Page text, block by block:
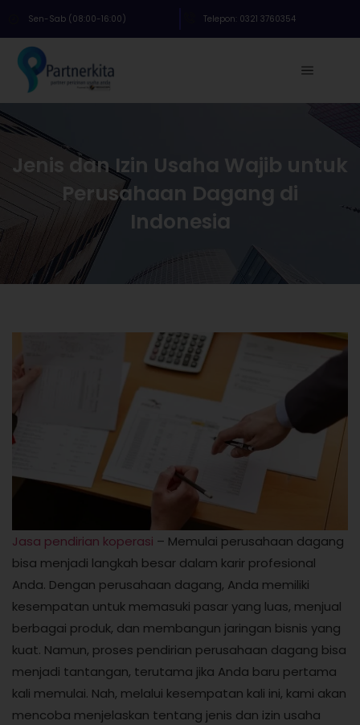
Sen-Sab (08:00-16:00) Telepon: 0321 3760354
Jenis dan Izin Usaha Wajib untuk
Perusahaan Dagang di
Indonesia
Jasa pendirian koperasi – Memulai perusahaan dagang
bisa menjadi langkah besar dalam karir profesional
Anda. Dengan perusahaan dagang, Anda memiliki
kesempatan untuk memasuki pasar yang luas, menjual
berbagai produk, dan membangun jaringan bisnis yang
kuat. Namun, proses pendirian perusahaan dagang bisa
menjadi tantangan, terutama jika Anda baru pertama
kali memulai. Nah, melalui kesempatan kali ini, kami akan
mencoba menjelaskan tentang jenis dan izin usaha